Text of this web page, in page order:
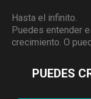
Hasta el infinito.
Puedes entender
crecimiento. O
PUEDES